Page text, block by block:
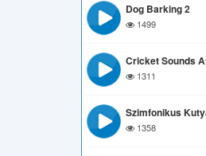
Dog Barking 2
1499
Cricket Sounds
1311
Szimfonikus
1358